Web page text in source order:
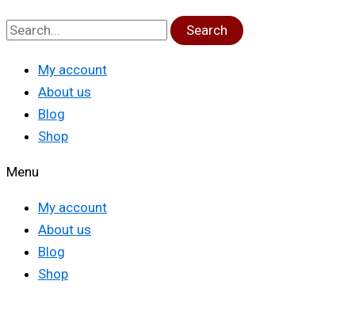
Search
My account
About us
Blog
Shop
Menu
My account
About us
Blog
Shop